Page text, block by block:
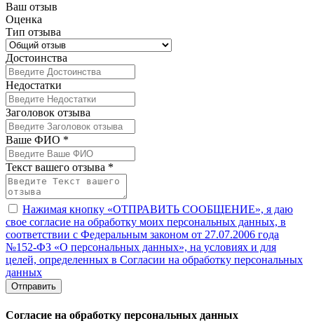
Ваш отзыв
Оценка
Тип отзыва
Достоинства
Недостатки
Заголовок отзыва
Ваше ФИО *
Текст вашего отзыва *
Нажимая кнопку «ОТПРАВИТЬ СООБЩЕНИЕ», я даю
свое согласие на обработку моих персональных данных, в
соответствии с Федеральным законом от 27.07.2006 года
№152-ФЗ «О персональных данных», на условиях и для
целей, определенных в Согласии на обработку персональных
данных
Отправить
Согласие на обработку персональных данных